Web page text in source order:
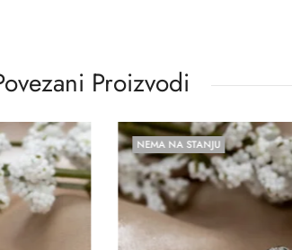
Proizvodi
NEMA NA STANJU